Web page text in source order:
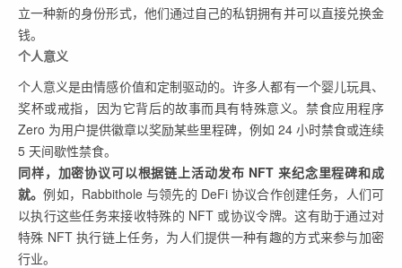
立一种新的身份形式，他们通过自己的私钥拥有并可以直接兑换金
钱。
个人意义
个人意义是由情感价值和定制驱动的。许多人都有一个婴儿玩具、
奖杯或戒指，因为它背后的故事而具有特殊意义。禁食应用程序
Zero 为用户提供徽章以奖励某些里程碑，例如 24 小时禁食或连续
5 天间歇性禁食。
同样，加密协议可以根据链上活动发布 NFT 来纪念里程碑和成
就。例如，Rabbithole 与领先的 DeFi 协议合作创建任务，人们可
以执行这些任务来接收特殊的 NFT 或协议令牌。这有助于通过对
特殊 NFT 执行链上任务，为人们提供一种有趣的方式来参与加密
行业。